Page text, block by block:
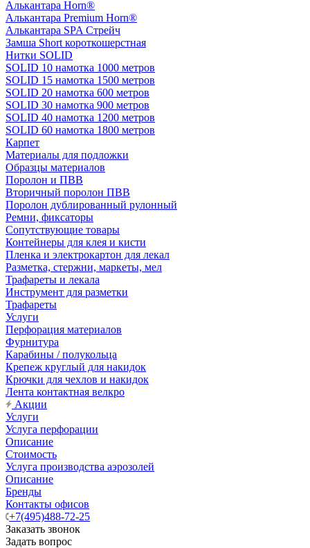
Алькантара Horn®
Алькантара Premium Horn®
Алькантара SPA Стрейч
Замша Short короткошерстная
Нитки SOLID
SOLID 10 намотка 1000 метров
SOLID 15 намотка 1500 метров
SOLID 20 намотка 600 метров
SOLID 30 намотка 900 метров
SOLID 40 намотка 1200 метров
SOLID 60 намотка 1800 метров
Карпет
Материалы для подложки
Образцы материалов
Поролон и ПВВ
Вторичный поролон ПВВ
Поролон дублированный рулонный
Ремни, фиксаторы
Сопутствующие товары
Контейнеры для клея и кисти
Пленка и электрокартон для лекал
Разметка, стержни, маркеты, мел
Трафареты и лекала
Инструмент для разметки
Трафареты
Услуги
Перфорация материалов
Фурнитура
Карабины / полукольца
Крепеж круглый для накидок
Крючки для чехлов и накидок
Лента контактная велкро
Акции
Услуги
Услуга перфорации
Описание
Стоимость
Услуга производства аэрозолей
Описание
Бренды
Контакты офисов
+7(495)488-72-25
Заказать звонок
Задать вопрос